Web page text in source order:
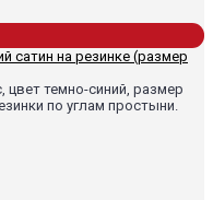
сатин на резинке (размер
цвет темно-синий, размер
по углам простыни.